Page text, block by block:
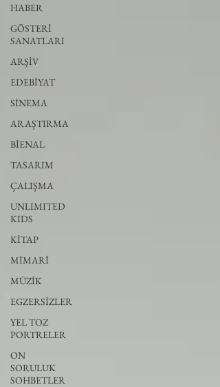
HABER
GÖSTERİ
SANATLARI
ARŞİV
EDEBİYAT
SİNEMA
ARAŞTIRMA
BİENAL
TASARIM
ÇALIŞMA
UNLIMITED
KIDS
KİTAP
MİMARİ
MÜZİK
EGZERSİZLER
YEL TOZ
PORTRELER
ON
SORULUK
SOHBETLER